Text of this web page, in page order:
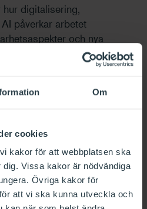
Om
cookies
kakor för att webbplatsen ska
Vissa kakor är nödvändiga
Övriga kakor för
att vi ska kunna utveckla och
digitalisering,
påverkar arbetet
och nya
påverkar rollen som
till olika strategiska val
organisationen
styrning
och få verktyg för att
Anmäl dig till